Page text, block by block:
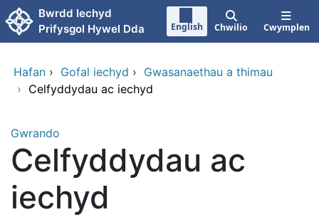
Neidio i'r prif gynnwy
Bwrdd Iechyd
Prifysgol Hywel Dda
English Chwilio Cwymplen
Hafan › Gofal iechyd › Gwasanaethau a thimau
› Celfyddydau ac iechyd
Gwrando
Celfyddydau ac
iechyd